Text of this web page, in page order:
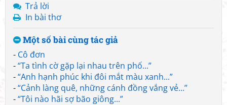
Trả lời
In bài thơ
Một số bài cùng tác giả
- Cô đơn
-“Ta tình cờ gặp lại nhau trên phố...”
-“Anh hạnh phúc khi đôi mắt màu xanh...”
-“Cảnh làng quê, những cánh đồng vắng vẻ...”
-“Tôi nào hãi sợ bão giông...”